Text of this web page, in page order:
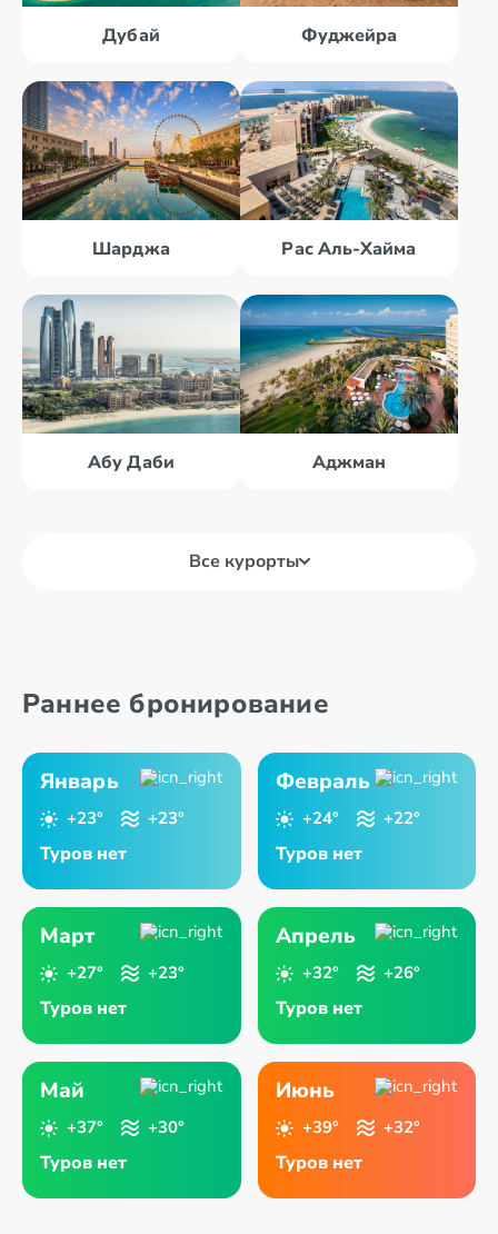
Дубай Фуджейра
Шарджа Рас Аль-Хайма
Абу Даби Аджман
Все курорты
Аджман Дубай
Раннее бронирование
Январь
+23° +23°
Туров нет
Февраль
+24° +22°
Туров нет
Март
+27° +23°
Туров нет
Апрель
+32° +26°
Туров нет
Май
+37° +30°
Туров нет
Июнь
+39° +32°
Туров нет